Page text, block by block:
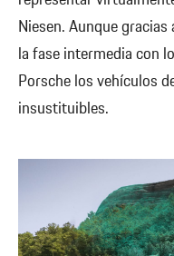
Niesen. Aunque
la fase intermedia con
Porsche los vehículos
insustituibles.